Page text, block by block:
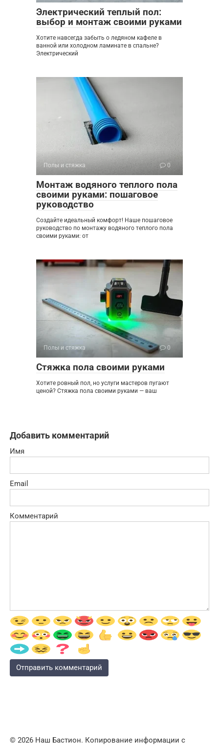
Электрический теплый пол:
выбор и монтаж своими руками
Хотите навсегда забыть о ледяном кафеле в
ванной или холодном ламинате в спальне?
Электрический
Полы и стяжка 0
Монтаж водяного теплого пола
своими руками: пошаговое
руководство
Создайте идеальный комфорт! Наше пошаговое
руководство по монтажу водяного теплого пола
своими руками: от
Полы и стяжка 0
Стяжка пола своими руками
Хотите ровный пол, но услуги мастеров пугают
ценой? Стяжка пола своими руками — ваш
Добавить комментарий
Имя
Email
Комментарий
© 2026 Наш Бастион. Копирование информации с